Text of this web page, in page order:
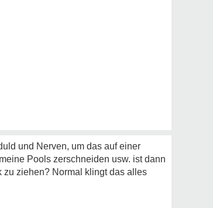
und Nerven, um das auf einer
Pools zerschneiden usw. ist dann
ziehen? Normal klingt das alles